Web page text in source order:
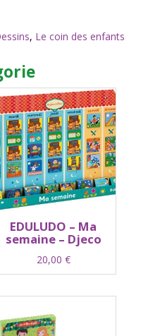
, Le coin des enfants
EDULUDO – Ma
semaine – Djeco
20,00 €